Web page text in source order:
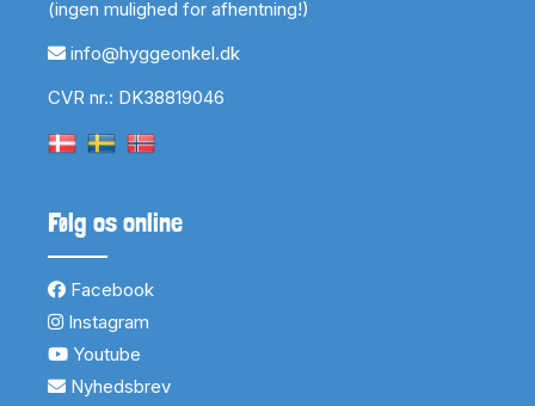
(ingen mulighed for afhentning!)
info@hyggeonkel.dk
CVR nr.: DK38819046
Følg os online
Facebook
Instagram
Youtube
Nyhedsbrev